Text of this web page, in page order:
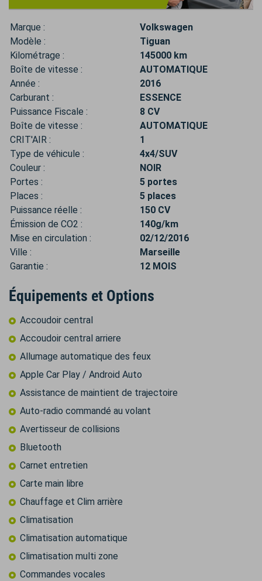
Marque :
Volkswagen
Modèle :
Tiguan
Kilométrage :
145000 km
Boîte de vitesse :
AUTOMATIQUE
Année :
2016
Carburant :
ESSENCE
Puissance Fiscale :
8 CV
Boîte de vitesse :
AUTOMATIQUE
CRIT'AIR :
1
Type de véhicule :
4x4/SUV
Couleur :
NOIR
Portes :
5 portes
Places :
5 places
Puissance réelle :
150 CV
Émission de CO2 :
140g/km
Mise en circulation :
02/12/2016
Ville :
Marseille
Garantie :
12 MOIS
Équipements et Options
Accoudoir central
Accoudoir central arriere
Allumage automatique des feux
Apple Car Play / Android Auto
Assistance de maintient de trajectoire
Auto-radio commandé au volant
Avertisseur de collisions
Bluetooth
Carnet entretien
Carte main libre
Chauffage et Clim arrière
Climatisation
Climatisation automatique
Climatisation multi zone
Commandes vocales